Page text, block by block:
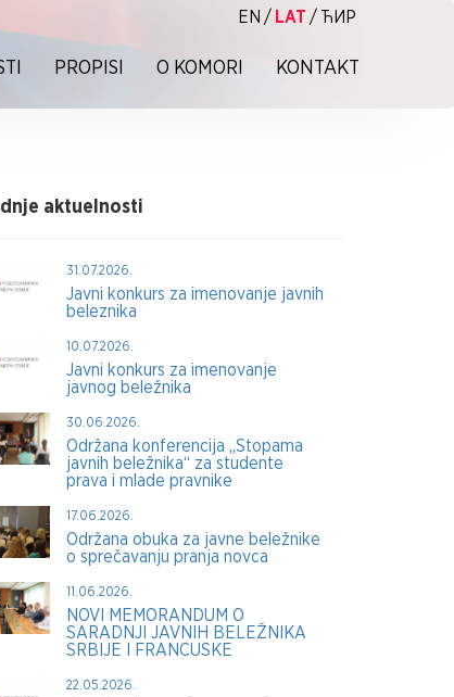
EN / LAT / ЋИР
PROPISI O KOMORI KONTAKT
aktuelnosti
31.07.2026.
Javni konkurs za imenovanje javnih
beleznika
10.07.2026.
Javni konkurs za imenovanje
javnog beležnika
30.06.2026.
Održana konferencija „Stopama
javnih beležnika“ za studente
prava i mlade pravnike
17.06.2026.
Održana obuka za javne beležnike
o sprečavanju pranja novca
11.06.2026.
NOVI MEMORANDUM O
SARADNJI JAVNIH BELEŽNIKA
SRBIJE I FRANCUSKE
22.05.2026.